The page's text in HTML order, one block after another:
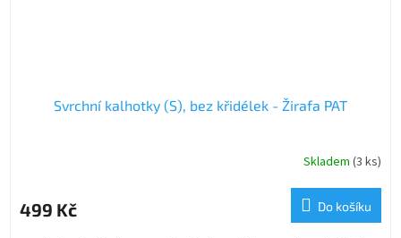
Svrchní kalhotky (S), bez křidélek - Žirafa PAT
Skladem (3 ks)
499 Kč Do košíku